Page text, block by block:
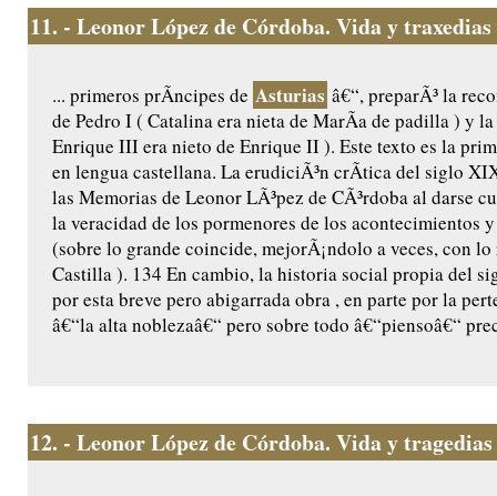
11. - Leonor López de Córdoba. Vida y
... primeros prÃ­ncipes de Asturias â€“, preparÃ³ la
de Pedro I ( Catalina era nieta de MarÃ­a de padilla ) y
Enrique III era nieto de Enrique II ). Este texto es la
en lengua castellana. La erudiciÃ³n crÃ­tica del siglo
las Memorias de Leonor LÃ³pez de CÃ³rdoba al darse
la veracidad de los pormenores de los acontecimientos
(sobre lo grande coincide, mejorÃ¡ndolo a veces, con
Castilla ). 134 En cambio, la historia social propia del
por esta breve pero abigarrada obra , en parte por la
â€“la alta noblezaâ€“ pero sobre todo â€“piensoâ€“
12. - Leonor López de Córdoba. Vida y